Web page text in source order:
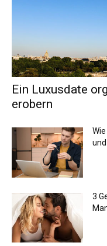
Ein Luxusdate
erobern
3